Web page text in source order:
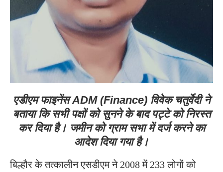
एडीएम फाइनेंस ADM (Finance) विवेक चतुर्वेदी ने
बताया कि सभी पक्षों को सुनने के बाद पट्टे को निरस्त
कर दिया है। जमीन को ग्राम सभा में दर्ज करने का
आदेश दिया गया है।
बिल्हौर के तत्कालीन एसडीएम ने 2008 में 233 लोगों को